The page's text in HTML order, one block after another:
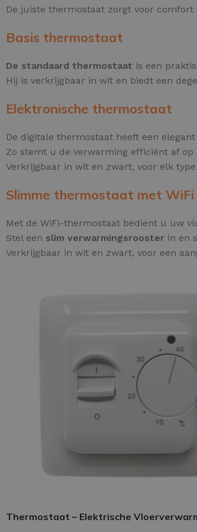
De juiste thermostaat zorgt voor
Basis thermostaat
De standaard thermostaat is een
Hij is verkrijgbaar in wit en biedt een
Elektronische thermostaat
De digitale thermostaat heeft een
Zo stemt u de verwarming efficiënt af op
Verkrijgbaar in wit en zwart, voor elk
Slimme thermostaat met WiFi
Met de WiFi-thermostaat bedient u uw
Stel een slim verwarmingsrooster in en
Verkrijgbaar in wit en zwart, voor een
Thermostaat – Elektrische